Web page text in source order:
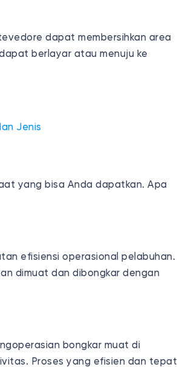
dapat membersihkan area
berlayar atau menuju ke
Jenis
yang bisa Anda dapatkan. Apa
efisiensi operasional pelabuhan.
dimuat dan dibongkar dengan
bongkar muat di
Proses yang efisien dan tepat